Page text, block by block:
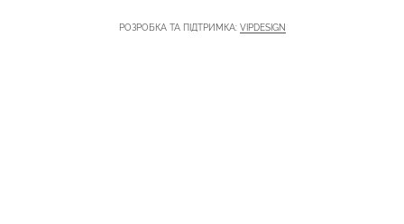
РОЗРОБКА ТА ПІДТРИМКА: VIPDESIGN